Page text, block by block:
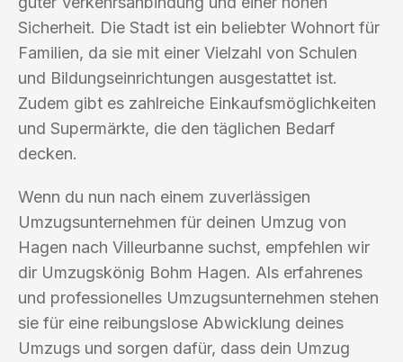
Sicherheit. Die Stadt ist ein beliebter Wohnort für
Familien, da sie mit einer Vielzahl von Schulen
und Bildungseinrichtungen ausgestattet ist.
Zudem gibt es zahlreiche Einkaufsmöglichkeiten
und Supermärkte, die den täglichen Bedarf
decken.
Wenn du nun nach einem zuverlässigen
Umzugsunternehmen für deinen Umzug von
Hagen nach Villeurbanne suchst, empfehlen wir
dir Umzugskönig Bohm Hagen. Als erfahrenes
und professionelles Umzugsunternehmen stehen
sie für eine reibungslose Abwicklung deines
Umzugs und sorgen dafür, dass dein Umzug